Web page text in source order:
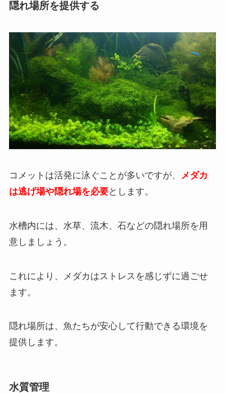
隠れ場所を提供する
コメットは活発に泳ぐことが多いですが、
メダカ
は逃げ場や隠れ場を必要とします。
水槽内には、水草、流木、石などの隠れ場所を用
意しましょう。
これにより、メダカはストレスを感じずに過ごせ
ます。
隠れ場所は、魚たちが安心して行動できる環境を
提供します。
水質管理